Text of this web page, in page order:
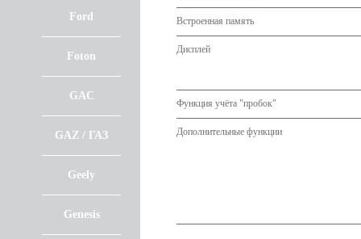
Ford
Foton
GAC
GAZ / ГАЗ
Geely
Genesis
Встроенная память
Дисплей
Функция учёта "пробок"
Дополнительные функции